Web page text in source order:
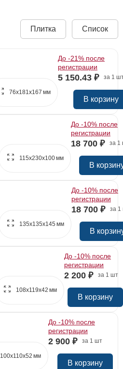
Плитка Список
76x181x167 мм
До -21% после
регистрации
5 150.43 ₽ за 1
В корзину
115x230x100мм
До -10% после
регистрации
18 700 ₽ за 1
В
135x135x145 мм
До -10% после
регистрации
18 700 ₽ за 1
В
108x119x42 мм
До -10% после
регистрации
2 200 ₽ за 1 шт
В корзину
100x110x52 мм
До -10% после
регистрации
2 900 ₽ за 1 шт
В корзину